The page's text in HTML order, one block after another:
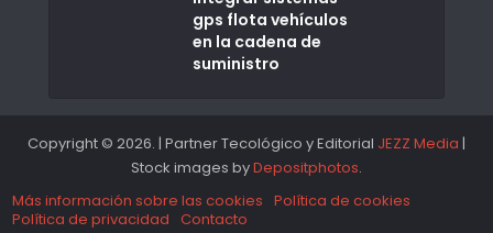
gps flota vehículos
en la cadena de
suministro
Copyright © 2026. | Partner Tecológico y Editorial JEZZ Media |
Stock images byDepositphotos.
Más información sobre las cookies Política de cookies
Política de privacidad Contacto